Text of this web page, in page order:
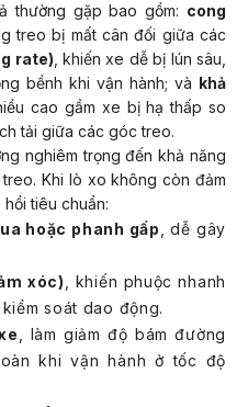
thường gặp bao gồm: cong
treo bị mất cân đối giữa các
rate), khiến xe dễ bị lún sâu,
bềnh khi vận hành; và khả
cao gầm xe bị hạ thấp so
tải giữa các góc treo.
nghiêm trọng đến khả năng
Khi lò xo không còn đảm
tiêu chuẩn:
hoặc phanh gấp, dễ gây
xóc), khiến phuộc nhanh
soát dao động.
, làm giảm độ bám đường
khi vận hành ở tốc độ